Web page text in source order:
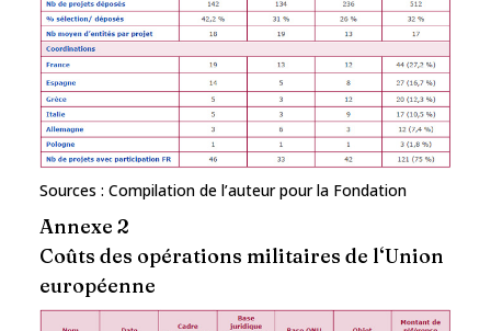
Sources : Compilation de l’auteur pour la Fondation
Annexe 2
Coûts des opérations militaires de l‘Union
européenne